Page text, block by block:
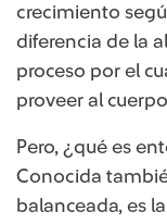
crecimiento
diferencia de la
proceso por el
proveer al
Pero, ¿qué es
Conocida
balanceada, es